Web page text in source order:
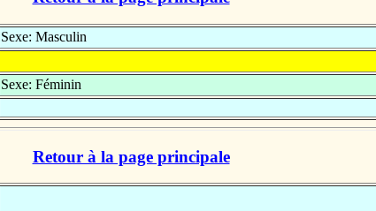
Sexe: Masculin
Sexe: Féminin
Retour à la page principale